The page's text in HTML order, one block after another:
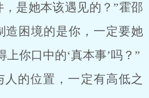
是她本该遇见的？”霍邵
造困境的是你，一定要她
你口中的‘真本事’吗？”
位置，一定有高低之